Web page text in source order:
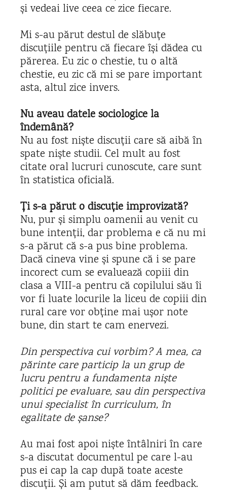
și vedeai live ceea ce zice fiecare.
Mi s-au părut destul de slăbuțe
discuțiile pentru că fiecare își dădea cu
părerea. Eu zic o chestie, tu o altă
chestie, eu zic că mi se pare important
asta, altul zice invers.
Nu aveau datele sociologice la
îndemână?
Nu au fost niște discuții care să aibă în
spate niște studii. Cel mult au fost
citate oral lucruri cunoscute, care sunt
în statistica oficială.
Ți s-a părut o discuție improvizată?
Nu, pur și simplu oamenii au venit cu
bune intenții, dar problema e că nu mi
s-a părut că s-a pus bine problema.
Dacă cineva vine și spune că i se pare
incorect cum se evaluează copiii din
clasa a VIII-a pentru că copilului său îi
vor fi luate locurile la liceu de copiii din
rural care vor obține mai ușor note
bune, din start te cam enervezi.
Din perspectiva cui vorbim? A mea, ca
părinte care particip la un grup de
lucru pentru a fundamenta niște
politici pe evaluare, sau din perspectiva
unui specialist în curriculum, în
egalitate de șanse?
Au mai fost apoi niște întâlniri în care
s-a discutat documentul pe care l-au
pus ei cap la cap după toate aceste
discuții. Și am putut să dăm feedback.